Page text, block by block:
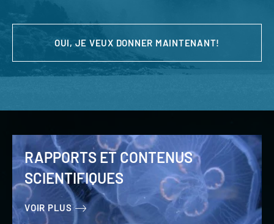
OUI, JE VEUX DONNER MAINTENANT!
RAPPORTS ET CONTENUS
SCIENTIFIQUES
VOIR PLUS